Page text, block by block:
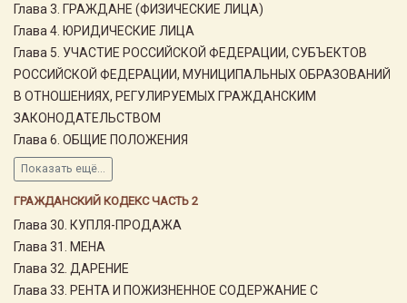
Глава 3. ГРАЖДАНЕ (ФИЗИЧЕСКИЕ ЛИЦА)
Глава 4. ЮРИДИЧЕСКИЕ ЛИЦА
Глава 5. УЧАСТИЕ РОССИЙСКОЙ ФЕДЕРАЦИИ, СУБЪЕКТОВ
РОССИЙСКОЙ ФЕДЕРАЦИИ, МУНИЦИПАЛЬНЫХ ОБРАЗОВАНИЙ
В ОТНОШЕНИЯХ, РЕГУЛИРУЕМЫХ ГРАЖДАНСКИМ
ЗАКОНОДАТЕЛЬСТВОМ
Глава 6. ОБЩИЕ ПОЛОЖЕНИЯ
Показать ещё...
ГРАЖДАНСКИЙ КОДЕКС ЧАСТЬ 2
Глава 30. КУПЛЯ-ПРОДАЖА
Глава 31. МЕНА
Глава 32. ДАРЕНИЕ
Глава 33. РЕНТА И ПОЖИЗНЕННОЕ СОДЕРЖАНИЕ С